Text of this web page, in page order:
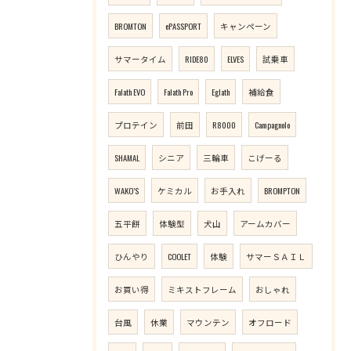
BROMTON ePASSPORT キャンペーン
サマータイム RIDE80 ELVES 試乗車
Falath EVO Falath Pro Eglath 補給食
プロテイン 前田 R8000 Campagnolo
SHAMAL シニア 三輪車 こげーる
WAKO’S ケミカル お手入れ BROMPTON
五平餅 体験型 犬山 アームカバー
ひんやり COOLET 体験 サマーＳＡＩＬ
お買い得 ミキストフレーム おしゃれ
台風 休業 マウンテン オフロード